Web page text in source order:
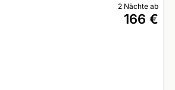
2 Nächte ab
166 €